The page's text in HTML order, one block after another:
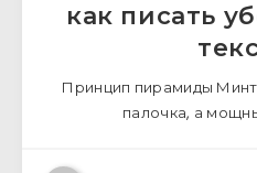
как писать
Принцип пирамиды
палочка, а